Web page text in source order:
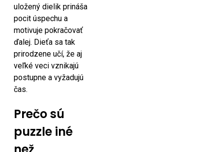
uložený dielik prináša
pocit úspechu a
motivuje pokračovať
ďalej. Dieťa sa tak
prirodzene učí, že aj
veľké veci vznikajú
postupne a vyžadujú
čas.
Prečo sú
puzzle iné